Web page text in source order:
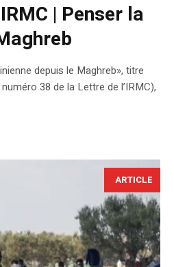
| Penser la
depuis le Maghreb», titre
38 de la Lettre de l’IRMC),
ARTICLE